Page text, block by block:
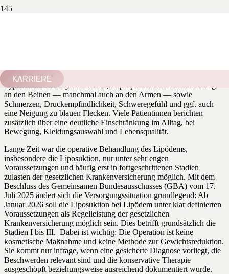
KARRIERE
Unterhautfettgewebes, die fast ausschließlich Frauen betrifft.
Typisch sind eine symmetrische, disproportionale Fettvermehrung
an den Beinen — manchmal auch an den Armen — sowie
Schmerzen, Druckempfindlichkeit, Schweregefühl und ggf. auch
eine Neigung zu blauen Flecken. Viele Patientinnen berichten
zusätzlich über eine deutliche Einschränkung im Alltag, bei
Bewegung, Kleidungsauswahl und Lebensqualität.
Lange Zeit war die operative Behandlung des Lipödems,
insbesondere die Liposuktion, nur unter sehr engen
Voraussetzungen und häufig erst in fortgeschrittenen Stadien
zulasten der gesetzlichen Krankenversicherung möglich. Mit dem
Beschluss des Gemeinsamen Bundesausschusses (GBA) vom 17.
Juli 2025 ändert sich die Versorgungssituation grundlegend: Ab
Januar 2026 soll die Liposuktion bei Lipödem unter klar definierten
Voraussetzungen als Regelleistung der gesetzlichen
Krankenversicherung möglich sein. Dies betrifft grundsätzlich die
Stadien I bis III. Dabei ist wichtig: Die Operation ist keine
kosmetische Maßnahme und keine Methode zur Gewichtsreduktion.
Sie kommt nur infrage, wenn eine gesicherte Diagnose vorliegt, die
Beschwerden relevant sind und die konservative Therapie
ausgeschöpft beziehungsweise ausreichend dokumentiert wurde.